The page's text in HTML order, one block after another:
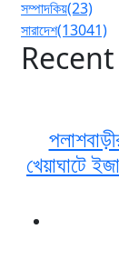
সম্পাদকিয়(23)
সারাদেশ(13041)
খেয়াঘাটে